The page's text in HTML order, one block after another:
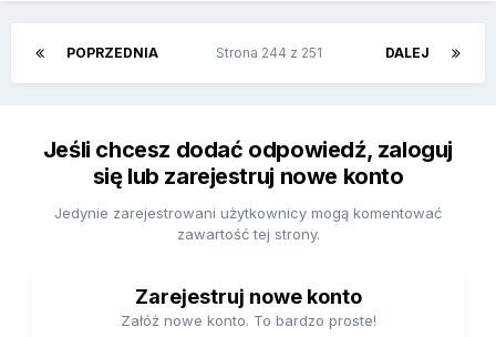
POPRZEDNIA DALEJ
Strona 244 z 251
Jeśli chcesz dodać odpowiedź, zaloguj
się lub zarejestruj nowe konto
Jedynie zarejestrowani użytkownicy mogą komentować
zawartość tej strony.
Zarejestruj nowe konto
Załóż nowe konto. To bardzo proste!